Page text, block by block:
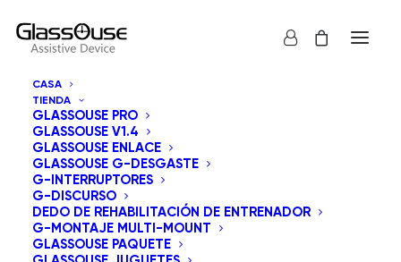
CASA
TIENDA
GLASSOUSE PRO
GLASSOUSE V1.4
GLASSOUSE ENLACE
GLASSOUSE G-DESGASTE
G-INTERRUPTORES
G-DISCURSO
DEDO DE REHABILITACIÓN DE ENTRENADOR
G-MONTAJE MULTI-MOUNT
GLASSOUSE PAQUETE
Mostrar todos los
Orden predeterminado